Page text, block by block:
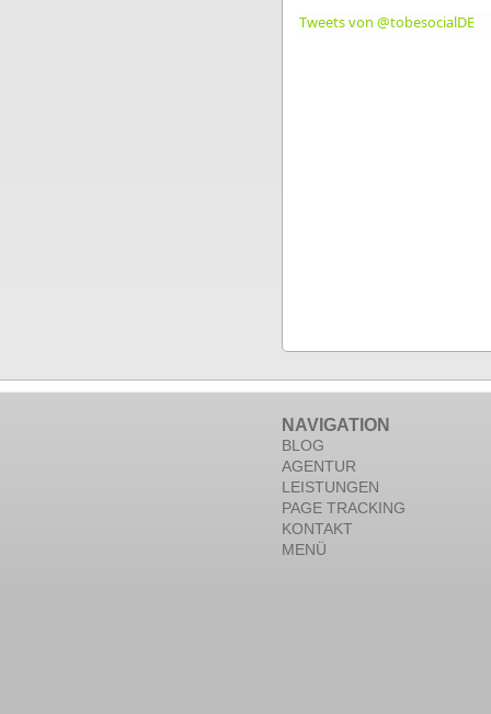
Tweets von @tobesocialDE
NAVIGATION
BLOG
AGENTUR
LEISTUNGEN
PAGE TRACKING
KONTAKT
MENÜ